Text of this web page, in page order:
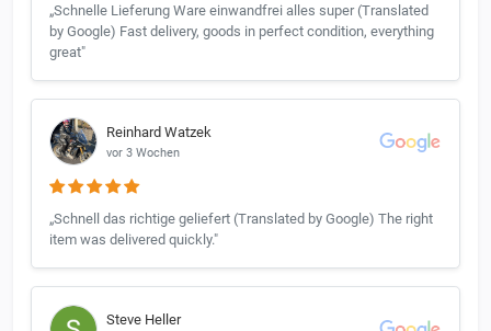
„Schnelle Lieferung Ware einwandfrei alles super (Translated
by Google) Fast delivery, goods in perfect condition, everything
great"
Reinhard Watzek
vor 3 Wochen
„Schnell das richtige geliefert (Translated by Google) The right
item was delivered quickly."
Steve Heller